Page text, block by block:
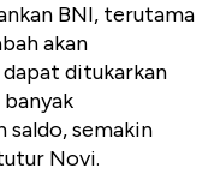
BNI, terutama
akan
ditukarkan
saldo, semakin
Novi.